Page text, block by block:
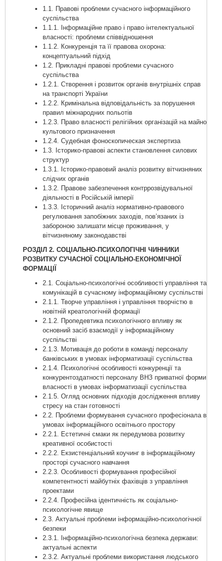
1.1. Правові проблеми сучасного інформаційного
суспільства
1.1.1. Інформаційне право і право інтелектуальної
власності: проблеми співвідношення
1.1.2. Конкуренція та її правова охорона:
концептуальний підхід
1.2. Прикладні правові проблеми сучасного
суспільства
1.2.1. Створення і розвиток органів внутрішніх справ
на транспорті України
1.2.2. Кримінальна відповідальність за порушення
правил міжнародних польотів
1.2.3. Право власності релігійних організацій на майно
культового призначення
1.2.4. Судебная фоноскопическая экспертиза
1.3. Історико-правові аспекти становлення силових
структур
1.3.1. Історико-правовий аналіз розвитку вітчизняних
слідчих органів
1.3.2. Правове забезпечення контррозвідувальної
діяльності в Російській імперії
1.3.3. Історичний аналіз нормативно-правового
регулювання запобіжних заходів, пов’язаних із
забороною залишати місце проживання, у
вітчизняному законодавстві
РОЗДІЛ 2. СОЦІАЛЬНО-ПСИХОЛОГІЧНІ ЧИННИКИ
РОЗВИТКУ СУЧАСНОЇ СОЦІАЛЬНО-ЕКОНОМІЧНОЇ
ФОРМАЦІЇ
2.1. Соціально-психологічні особливості управління та
комунікацій в сучасному інформаційному суспільстві
2.1.1. Творче управління і управління творчістю в
новітній креатологічній формації
2.1.2. Пропедевтика психологічного впливу як
основний засіб взаємодії у інформаційному
суспільстві
2.1.3. Мотивація до роботи в команді персоналу
банківських в умовах інформатизації суспільства
2.1.4. Психологічні особливості конкуренції та
конкурентоздатностi персоналу ВНЗ приватної форми
власності в умовах інформатизації суспільства
2.1.5. Огляд основних підходів дослідження впливу
стресу на стан готовності
2.2. Проблеми формування сучасного професіонала в
умовах інформаційного освітнього простору
2.2.1. Естетичні смаки як передумова розвитку
креативної особистості
2.2.2. Екзистенціальний коучинг в інформаційному
просторі сучасного навчання
2.2.3. Особливості формування професійної
компетентності майбутніх фахівців з управління
проектами
2.2.4. Професійна ідентичність як соціально-
психологічне явище
2.3. Актуальні проблеми інформаційно-психологічної
безпеки
2.3.1. Інформаційно-психологічна безпека держави:
актуальні аспекти
2.3.2. Актуальні проблеми використання людського